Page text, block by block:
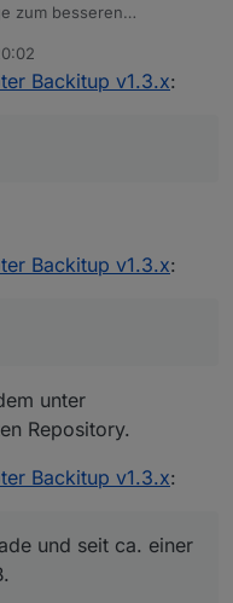
zum besseren
etwas, sind Standard
dazu und kann dann
Sicherung zum Restore
aus dem GIT
dauern - ist das
mache ich gerade
Backitup v1.3.x:
Backitup v1.3.x:
unter
Repository.
Backitup v1.3.x:
und seit ca. einer